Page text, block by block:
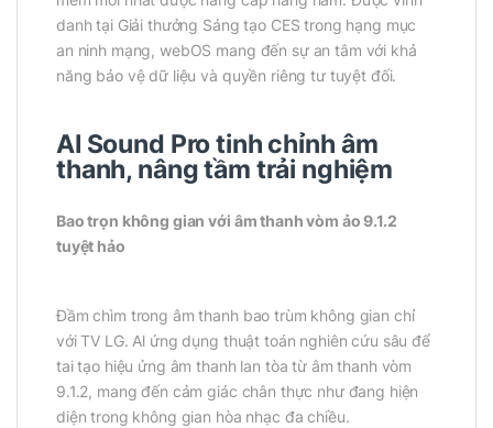
danh tại Giải thưởng Sáng tạo CES trong hạng mục
an ninh mạng, webOS mang đến sự an tâm với khả
năng bảo vệ dữ liệu và quyền riêng tư tuyệt đối.
AI Sound Pro tinh chỉnh âm
thanh, nâng tầm trải nghiệm
Bao trọn không gian với âm thanh vòm ảo 9.1.2
tuyệt hảo
Đầm chìm trong âm thanh bao trùm không gian chỉ
với TV LG. Al ứng dụng thuật toán nghiên cứu sâu để
tai tạo hiệu ửng âm thanh lan tòa từ âm thanh vòm
9.1.2, mang đến cảm giác chân thực như đang hiện
diện trong không gian hòa nhạc đa chiều.